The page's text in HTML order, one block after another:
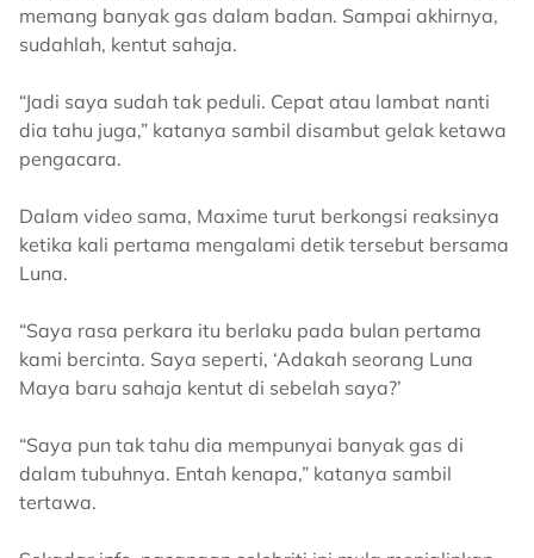
memang banyak gas dalam badan. Sampai akhirnya,
sudahlah, kentut sahaja.
“Jadi saya sudah tak peduli. Cepat atau lambat nanti
dia tahu juga,” katanya sambil disambut gelak ketawa
pengacara.
Dalam video sama, Maxime turut berkongsi reaksinya
ketika kali pertama mengalami detik tersebut bersama
Luna.
“Saya rasa perkara itu berlaku pada bulan pertama
kami bercinta. Saya seperti, ‘Adakah seorang Luna
Maya baru sahaja kentut di sebelah saya?’
“Saya pun tak tahu dia mempunyai banyak gas di
dalam tubuhnya. Entah kenapa,” katanya sambil
tertawa.